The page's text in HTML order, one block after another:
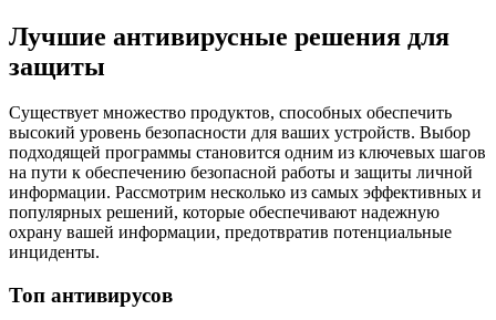
Лучшие антивирусные решения для
защиты
Существует множество продуктов, способных обеспечить
высокий уровень безопасности для ваших устройств. Выбор
подходящей программы становится одним из ключевых шагов
на пути к обеспечению безопасной работы и защиты личной
информации. Рассмотрим несколько из самых эффективных и
популярных решений, которые обеспечивают надежную
охрану вашей информации, предотвратив потенциальные
инциденты.
Топ антивирусов